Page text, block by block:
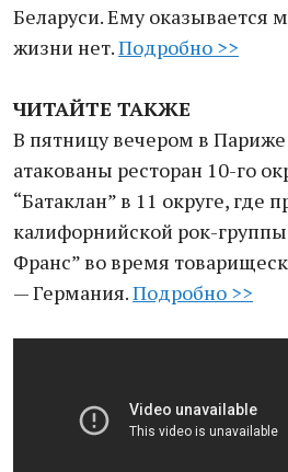
Беларуси. Ему оказывается
жизни нет.Подробно >>
ЧИТАЙТЕ ТАКЖЕ
В пятницу вечером в
атакованы ресторан 10-го
“Батаклан” в 11 округе, где
калифорнийской рок-
Франс” во время
— Германия.Подробно >>